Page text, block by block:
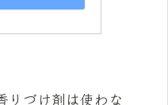
づけ剤は使わな